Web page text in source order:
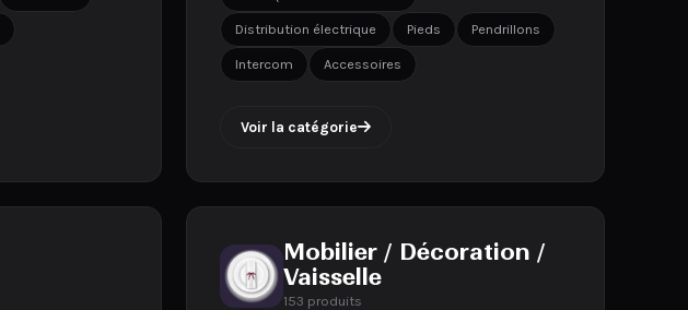
Distribution électrique Pieds Pendrillons
Intercom Accessoires
Voir la catégorie
Mobilier / Décoration /
Vaisselle
153 produits